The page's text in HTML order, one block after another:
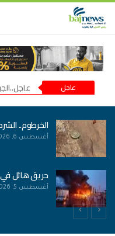
عاجل
الخرطوم..
أغسطس 6, 2026
حريق هائل
أغسطس 5, 2026